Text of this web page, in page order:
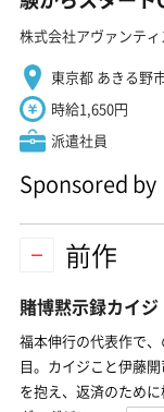
株式会社アヴァンティ
東京都 あきる野
時給1,650円
派遣社員
Sponsored by
前作
賭博黙示録カイジ
福本伸行の代表作で
目。カイジこと伊藤
を抱え、返済のため